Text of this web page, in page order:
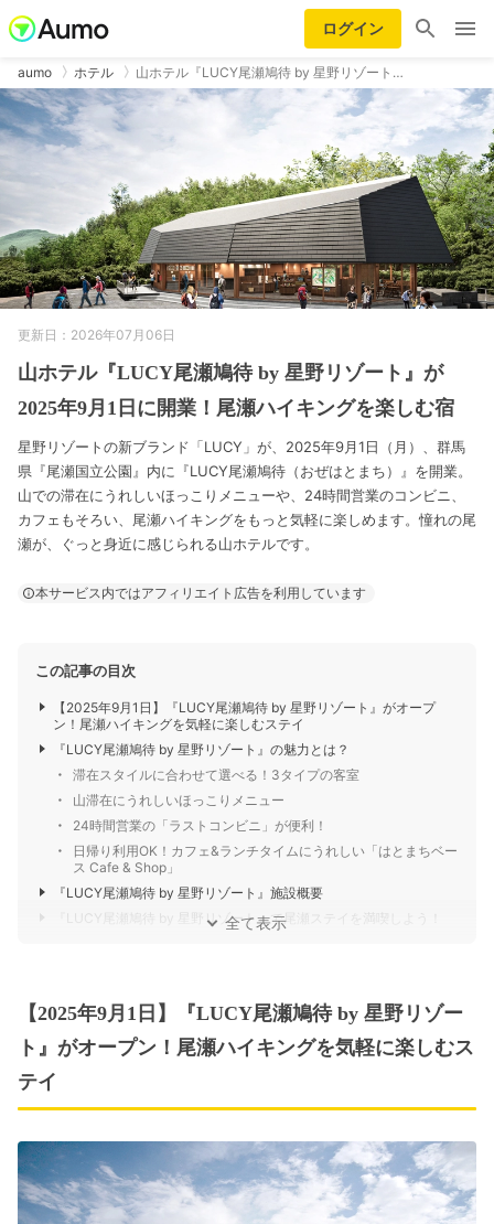
ログイン
aumo ホテル 山ホテル『LUCY尾瀬鳩待 by 星野リゾート…
更新日：2026年07月06日
山ホテル『LUCY尾瀬鳩待 by 星野リゾート』が
2025年9月1日に開業！尾瀬ハイキングを楽しむ宿
星野リゾートの新ブランド「LUCY」が、2025年9月1日（月）、群馬
県『尾瀬国立公園』内に『LUCY尾瀬鳩待（おぜはとまち）』を開業。
山での滞在にうれしいほっこりメニューや、24時間営業のコンビニ、
カフェもそろい、尾瀬ハイキングをもっと気軽に楽しめます。憧れの尾
瀬が、ぐっと身近に感じられる山ホテルです。
本サービス内ではアフィリエイト広告を利用しています
この記事の目次
【2025年9月1日】『LUCY尾瀬鳩待 by 星野リゾート』がオープ
ン！尾瀬ハイキングを気軽に楽しむステイ
『LUCY尾瀬鳩待 by 星野リゾート』の魅力とは？
滞在スタイルに合わせて選べる！3タイプの客室
山滞在にうれしいほっこりメニュー
24時間営業の「ラストコンビニ」が便利！
日帰り利用OK！カフェ&ランチタイムにうれしい「はとまちベー
ス Cafe & Shop」
『LUCY尾瀬鳩待 by 星野リゾート』施設概要
『LUCY尾瀬鳩待 by 星野リゾート』で尾瀬ステイを満喫しよう！
全て表示
【2025年9月1日】『LUCY尾瀬鳩待 by 星野リゾー
ト』がオープン！尾瀬ハイキングを気軽に楽しむス
テイ